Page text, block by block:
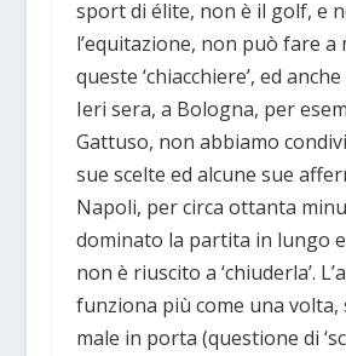
sport di élite, non è il golf, e
l’equitazione, non può fare a
queste ‘chiacchiere’, ed
Ieri sera, a Bologna, per
Gattuso, non abbiamo
sue scelte ed alcune sue
Napoli, per circa ottanta
dominato la partita in lungo
non è riuscito a ‘chiuderla’.
funziona più come una volta,
male in porta (questione di